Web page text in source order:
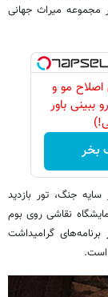
مجموعه میراث‌ جهانی
اصلاح مو و
باور
بخر
جنگ، تور بازدید
نقاشی روی بوم
گرامیداشت
است.